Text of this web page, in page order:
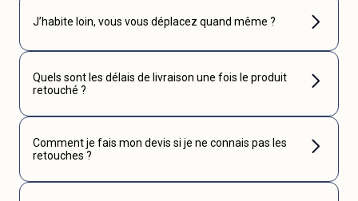
J’habite loin, vous vous déplacez quand même ?
Quels sont les délais de livraison une fois le produit
retouché ?
Comment je fais mon devis si je ne connais pas les
retouches ?